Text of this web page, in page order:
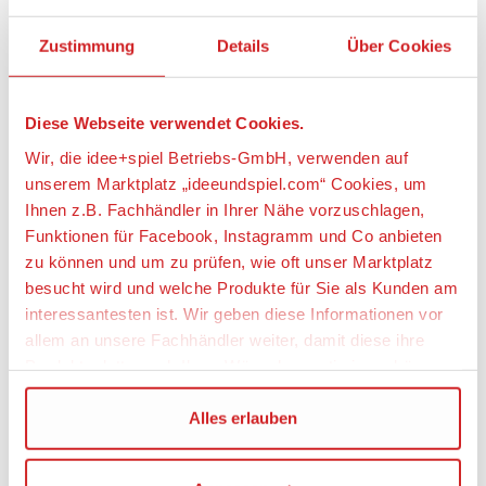
Zustimmung Details Über Cookies
Diese Webseite verwendet Cookies.
Wir, die idee+spiel Betriebs-GmbH, verwenden auf
unserem Marktplatz „ideeundspiel.com“ Cookies, um
Ihnen z.B. Fachhändler in Ihrer Nähe vorzuschlagen,
Funktionen für Facebook, Instagramm und Co anbieten
zu können und um zu prüfen, wie oft unser Marktplatz
besucht wird und welche Produkte für Sie als Kunden am
interessantesten ist. Wir geben diese Informationen vor
allem an unsere Fachhändler weiter, damit diese ihre
Wir verwenden den Google Tag Manager um weitere
Dienste einzubinden.
Alles erlauben
Kostenlose Abholung
weitere Angebote anzeigen
Artikeldetails
CARRERA RC 370430041 1:43 2,4GHz RC Fußball Set
Artikelbeschreibung:
Mit dem RC Fußball Set Modell Bundesliga, wird
Rennaction und Torjubel vereint. Fans fühlen sich
wie mitten auf dem Feld, wenn sie sich mit den 22
Bandenelementen ihr eigenes Fußballfeld bauen.
und natürlich zwei 2,4GHz Bundesliga™ Mini RC